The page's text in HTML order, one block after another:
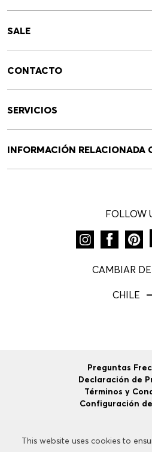
This website uses cookies to
This website uses cookies to
SALE
CONTACTO
SERVICIOS
INFORMACIÓN RELACIONADA
FOLLOW
CAMBIAR DE
CHILE
Preguntas
Declaración de
Términos y
Configuración